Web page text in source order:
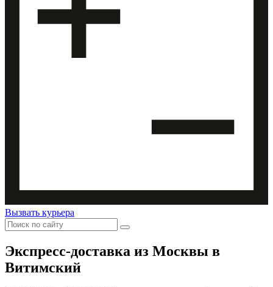
Вызвать курьера
Экспресс-доставка из Москвы в
Витимский